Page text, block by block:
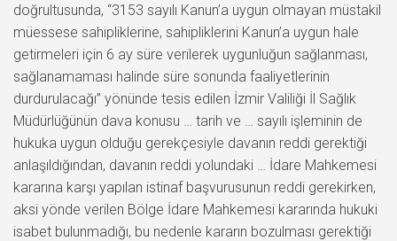
doğrultusunda, “3153 sayılı Kanun’a uygun olmayan müstakil
müessese sahipliklerine, sahipliklerini Kanun’a uygun hale
getirmeleri için 6 ay süre verilerek uygunluğun sağlanması,
sağlanamaması halinde süre sonunda faaliyetlerinin
durdurulacağı” yönünde tesis edilen İzmir Valiliği İl Sağlık
Müdürlüğünün dava konusu … tarih ve … sayılı işleminin de
hukuka uygun olduğu gerekçesiyle davanın reddi gerektiği
anlaşıldığından, davanın reddi yolundaki … İdare Mahkemesi
kararına karşı yapılan istinaf başvurusunun reddi gerekirken,
aksi yönde verilen Bölge İdare Mahkemesi kararında hukuki
isabet bulunmadığı, bu nedenle kararın bozulması gerektiği